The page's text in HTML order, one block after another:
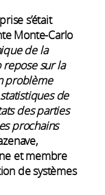
s’était
Monte-Carlo
de la
sur la
problème
de
des parties
prochains
et membre
de systèmes